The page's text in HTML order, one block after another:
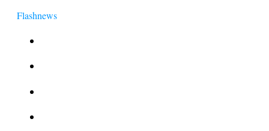
Flashnews